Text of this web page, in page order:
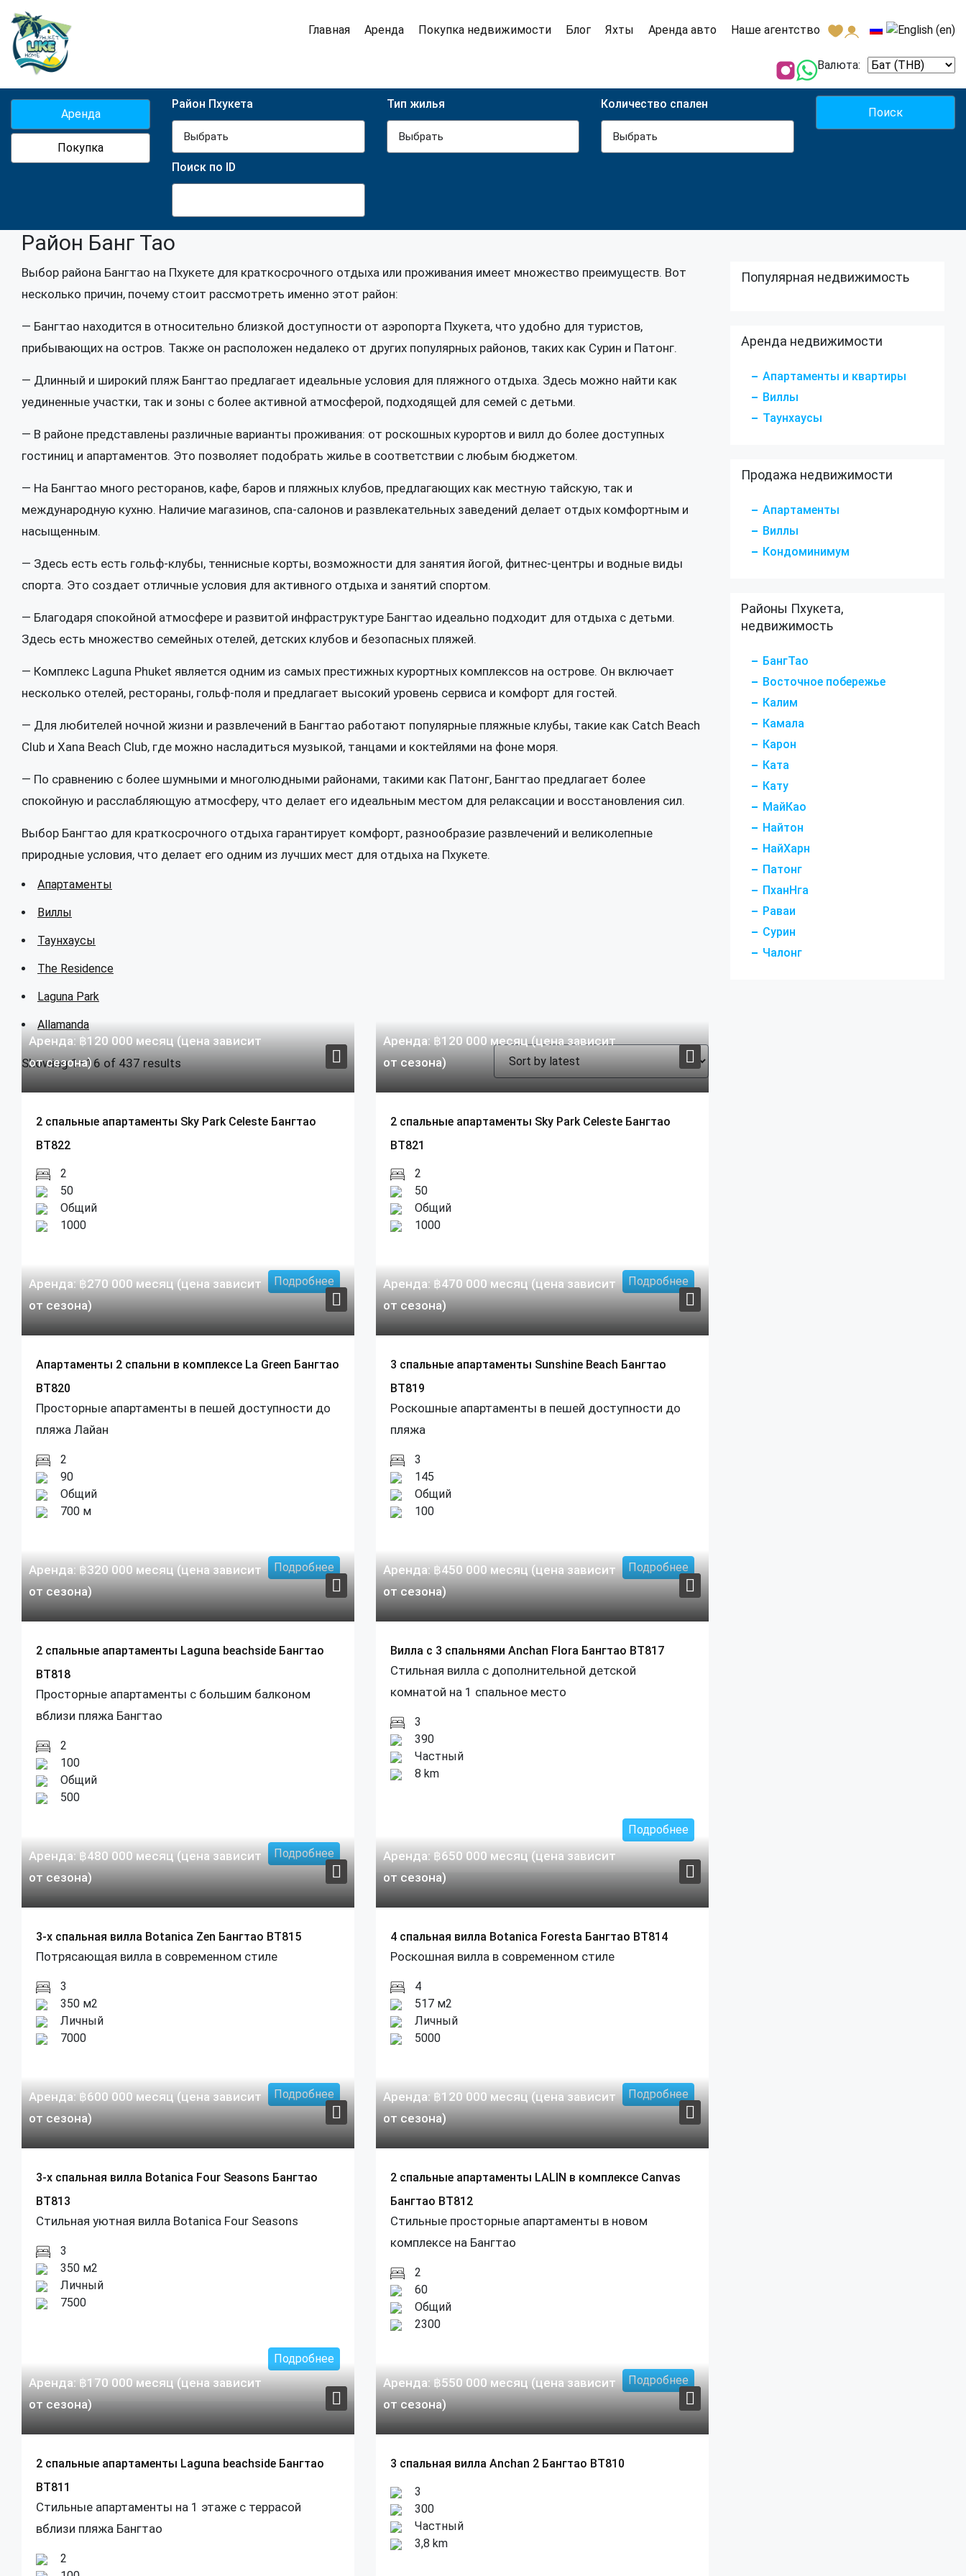
Главная Аренда Покупка недвижимости Блог Яхты Аренда авто Наше агентство
Валюта:
Аренда
Покупка
Район Пхукета
Выбрать
Тип жилья
Выбрать
Количество спален
Выбрать
Поиск по ID
Район Банг Тао
Выбор района Бангтао на Пхукете для краткосрочного отдыха или проживания имеет множество преимуществ. Вот
несколько причин, почему стоит рассмотреть именно этот район:
— Бангтао находится в относительно близкой доступности от аэропорта Пхукета, что удобно для туристов,
прибывающих на остров. Также он расположен недалеко от других популярных районов, таких как Сурин и Патонг.
— Длинный и широкий пляж Бангтао предлагает идеальные условия для пляжного отдыха. Здесь можно найти как
уединенные участки, так и зоны с более активной атмосферой, подходящей для семей с детьми.
— В районе представлены различные варианты проживания: от роскошных курортов и вилл до более доступных
гостиниц и апартаментов. Это позволяет подобрать жилье в соответствии с любым бюджетом.
— На Бангтао много ресторанов, кафе, баров и пляжных клубов, предлагающих как местную тайскую, так и
международную кухню. Наличие магазинов, спа-салонов и развлекательных заведений делает отдых комфортным и
насыщенным.
— Здесь есть есть гольф-клубы, теннисные корты, возможности для занятия йогой, фитнес-центры и водные виды
спорта. Это создает отличные условия для активного отдыха и занятий спортом.
— Благодаря спокойной атмосфере и развитой инфраструктуре Бангтао идеально подходит для отдыха с детьми.
Здесь есть множество семейных отелей, детских клубов и безопасных пляжей.
— Комплекс Laguna Phuket является одним из самых престижных курортных комплексов на острове. Он включает
несколько отелей, рестораны, гольф-поля и предлагает высокий уровень сервиса и комфорт для гостей.
— Для любителей ночной жизни и развлечений в Бангтао работают популярные пляжные клубы, такие как Catch Beach
Club и Xana Beach Club, где можно насладиться музыкой, танцами и коктейлями на фоне моря.
— По сравнению с более шумными и многолюдными районами, такими как Патонг, Бангтао предлагает более
спокойную и расслабляющую атмосферу, что делает его идеальным местом для релаксации и восстановления сил.
Выбор Бангтао для краткосрочного отдыха гарантирует комфорт, разнообразие развлечений и великолепные
природные условия, что делает его одним из лучших мест для отдыха на Пхукете.
Апартаменты
Виллы
Таунхаусы
The Residence
Laguna Park
Allamanda
Showing 1–16 of 437 results
Аренда: ฿120 000 месяц (цена зависит
от сезона)
2 спальные апартаменты Sky Park Celeste Бангтао
BT822
2
50
Общий
1000
Подробнее
Аренда: ฿120 000 месяц (цена зависит
от сезона)
2 спальные апартаменты Sky Park Celeste Бангтао
BT821
2
50
Общий
1000
Подробнее
Аренда: ฿270 000 месяц (цена зависит
от сезона)
Апартаменты 2 спальни в комплексе La Green Бангтао
BT820
Просторные апартаменты в пешей доступности до
пляжа Лайан
2
90
Общий
700 м
Подробнее
Аренда: ฿470 000 месяц (цена зависит
от сезона)
3 спальные апартаменты Sunshine Beach Бангтао
BT819
Роскошные апартаменты в пешей доступности до
пляжа
3
145
Общий
100
Подробнее
Аренда: ฿320 000 месяц (цена зависит
от сезона)
2 спальные апартаменты Laguna beachside Бангтао
BT818
Просторные апартаменты с большим балконом
вблизи пляжа Бангтао
2
100
Общий
500
Подробнее
Аренда: ฿450 000 месяц (цена зависит
от сезона)
Вилла с 3 спальнями Anchan Flora Бангтао BT817
Стильная вилла с дополнительной детской
комнатой на 1 спальное место
3
390
Частный
8 km
Подробнее
Аренда: ฿480 000 месяц (цена зависит
от сезона)
3-х спальная вилла Botanica Zen Бангтао BT815
Потрясающая вилла в современном стиле
3
350 м2
Личный
7000
Подробнее
Аренда: ฿650 000 месяц (цена зависит
от сезона)
4 спальная вилла Botanica Foresta Бангтао BT814
Роскошная вилла в современном стиле
4
517 м2
Личный
5000
Подробнее
Аренда: ฿600 000 месяц (цена зависит
от сезона)
3-х спальная вилла Botanica Four Seasons Бангтао
BT813
Стильная уютная вилла Botanica Four Seasons
3
350 м2
Личный
7500
Подробнее
Аренда: ฿120 000 месяц (цена зависит
от сезона)
2 спальные апартаменты LALIN в комплексе Canvas
Бангтао BT812
Стильные просторные апартаменты в новом
комплексе на Бангтао
2
60
Общий
2300
Подробнее
Аренда: ฿170 000 месяц (цена зависит
от сезона)
2 спальные апартаменты Laguna beachside Бангтао
BT811
Стильные апартаменты на 1 этаже с террасой
вблизи пляжа Бангтао
2
Аренда: ฿550 000 месяц (цена зависит
от сезона)
3 спальная вилла Anchan 2 Бангтао BT810
3
300
Частный
3,8 km
Популярная недвижимость
Аренда недвижимости
Апартаменты и квартиры
Виллы
Таунхаусы
Продажа недвижимости
Апартаменты
Виллы
Кондоминимум
Районы Пхукета,
недвижимость
БангТао
Восточное побережье
Калим
Камала
Карон
Ката
Кату
МайКао
Найтон
НайХарн
Патонг
ПханНга
Раваи
Сурин
Чалонг